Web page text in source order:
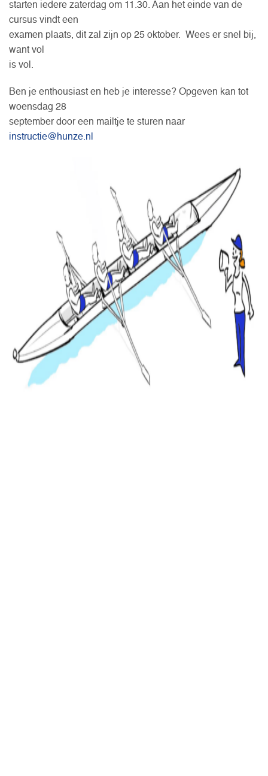
starten iedere zaterdag om 11.30. Aan het einde van de
cursus vindt een
examen plaats, dit zal zijn op 25 oktober. Wees er snel bij,
want vol
is vol.
Ben je enthousiast en heb je interesse? Opgeven kan tot
woensdag 28
september door een mailtje te sturen naar
instructie@hunze.nl